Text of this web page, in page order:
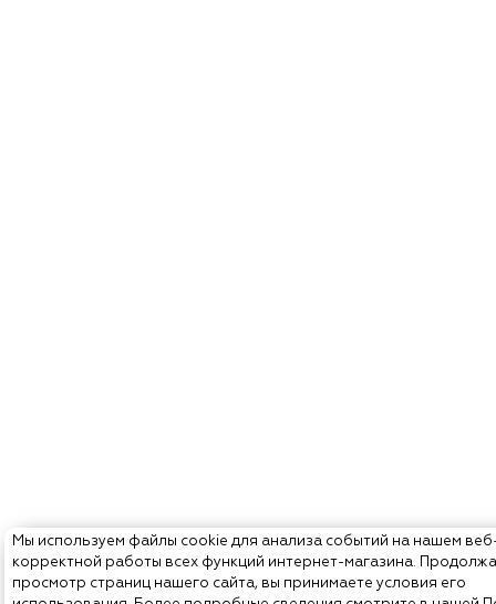
Мы используем файлы cookie для анализа событий на нашем
корректной работы всех функций интернет-магазина.
просмотр страниц нашего сайта, вы принимаете условия его